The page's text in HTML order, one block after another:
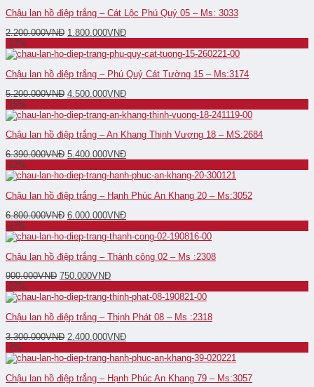
Chậu lan hồ điệp trắng – Cát Lộc Phú Quý 05 – Ms: 3033
2.200.000VNĐ 1.800.000VNĐ
-13%
Chậu lan hồ điệp trắng – Phú Quý Cát Tường 15 – Ms:3174
5.200.000VNĐ 4.500.000VNĐ
-15%
Chậu lan hồ điệp trắng – An Khang Thịnh Vượng 18 – MS:2684
6.390.000VNĐ 5.400.000VNĐ
-12%
Chậu lan hồ điệp trắng – Hạnh Phúc An Khang 20 – Ms:3052
6.800.000VNĐ 6.000.000VNĐ
-17%
Chậu lan hồ điệp trắng – Thành công 02 – Ms :2308
900.000VNĐ 750.000VNĐ
-27%
Chậu lan hồ điệp trắng – Thịnh Phát 08 – Ms :2318
3.300.000VNĐ 2.400.000VNĐ
-7%
Chậu lan hồ điệp trắng – Hạnh Phúc An Khang 79 – Ms:3057